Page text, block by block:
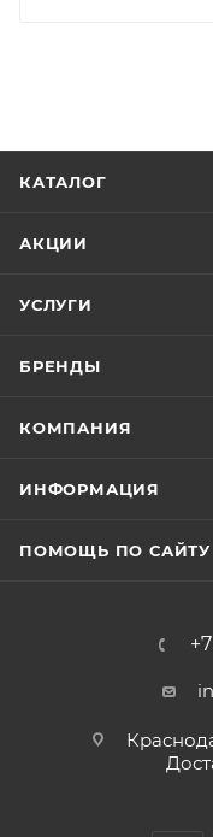
КАТАЛОГ
АКЦИИ
УСЛУГИ
БРЕНДЫ
КОМПАНИЯ
ИНФОРМАЦИЯ
ПОМОЩЬ ПО САЙТУ